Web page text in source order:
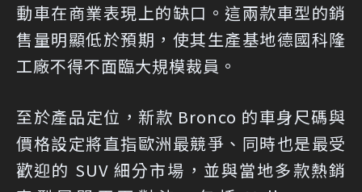
動車在商業表現上的缺口。這兩款車型的銷
售量明顯低於預期，使其生產基地德國科隆
工廠不得不面臨大規模裁員。
至於產品定位，新款 Bronco 的車身尺碼與
價格設定將直指歐洲最競爭、同時也是最受
歡迎的 SUV 細分市場，並與當地多款熱銷